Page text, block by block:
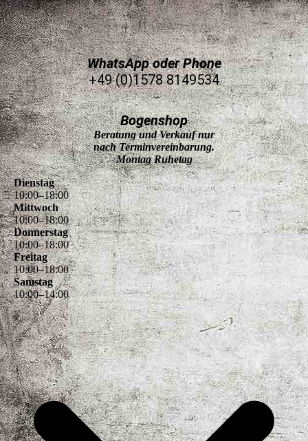
WhatsApp oder Phone
+49 (0)1578 8149534
Bogenshop
Beratung und Verkauf nur
nach Terminvereinbarung.
Montag Ruhetag
Dienstag
10:00–18:00
Mittwoch
10:00–18:00
Donnerstag
10:00–18:00
Freitag
10:00–18:00
Samstag
10:00–14:00